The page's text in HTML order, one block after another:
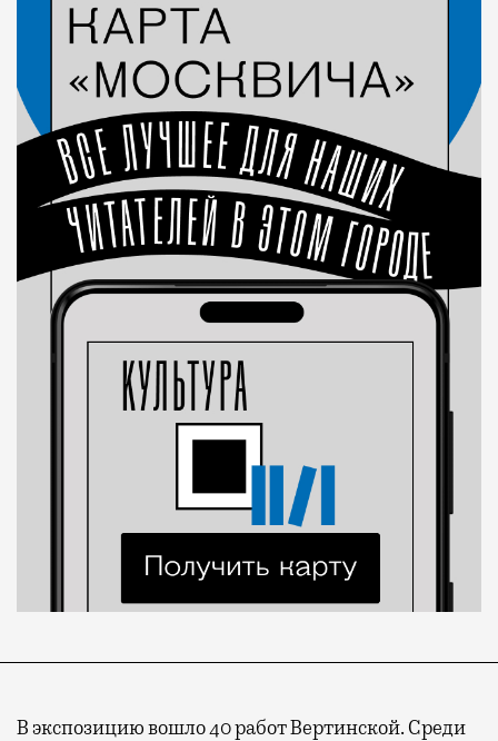
В экспозицию вошло 40 работ Вертинской. Среди